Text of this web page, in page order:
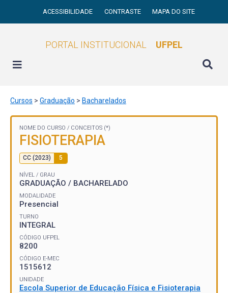
ACESSIBILIDADE CONTRASTE MAPA DO SITE
PORTAL INSTITUCIONAL UFPEL
Cursos > Graduação > Bacharelados
NOME DO CURSO / CONCEITOS (*)
FISIOTERAPIA
CC (2023) 5
NÍVEL / GRAU
GRADUAÇÃO / BACHARELADO
MODALIDADE
Presencial
TURNO
INTEGRAL
CÓDIGO UFPEL
8200
CÓDIGO E-MEC
1515612
UNIDADE
Escola Superior de Educação Física e Fisioterapia